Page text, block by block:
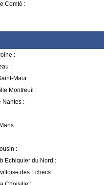
Comté :
:
:
Maur :
Montreuil :
Nantes :
:
:
Echiquier du Nord :
des Echecs :